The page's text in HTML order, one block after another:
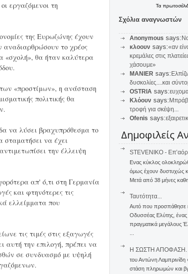
εργαζόμενοι τη
της Ευρωζώνης έχουν
αναδιαρθρώσουν το χρέος
«σχολή», θα ήταν καλύτερα
«προστίμων», η ανάσταση
πολιτικής θα
να λύσει βραχυπρόθεσμα το
σταματήσει να έχει
την έλλειψη
απ' ό,τι στη Γερμανία
και φτηνότερες τις
ελλείμματα που
τις τιμές στις εξαγωγές
αυτή την επιλογή, πρέπει να
σε συνδυασμό με υψηλή
Τα
Σχόλια αναγνωστών
Anonymous says:
κλοουν says:«αν
κρεμάλες στις
χάσουμε»
MANIER says:
δυσκολίες....και
OSTRIA says:
Κλόουν says:
τροφή για σκέψη...
Ofenis says:
Δημοφιλείς
STEVENIKO -
Ενας κύκλος
όμως έχουν δυστυχώς
Μετά από 38 μήνες
Ταυτότητα...
Αυτό που προσπάθησε
Οδυσσέας Ελύτης, ένας
πραγματικά μεγάλους
...
Η ΣΩΣΤΗ ΑΠΟΦΑΣΗ.
του Αντώνη
στάση πληρωμών και